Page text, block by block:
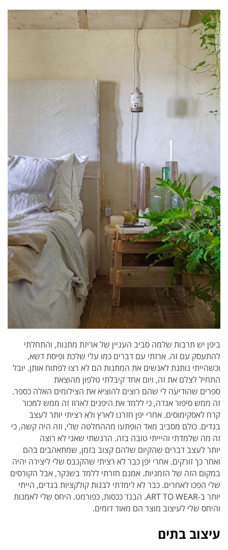
ביפן יש תרבות שלמה סביב העניין של אריזת מתנות, והתחלתי
להתעסק עם זה. ארזתי עם דברים כמו עלי שלכת ופיסת דשא,
וכשהייתי נותנת לאנשים את המתנות הם לא רצו לפתוח אותן. יובל
התחיל לצלם את זה, ויום אחד קיבלתי טלפון מהוצאת
ספרים שהודיעה לי שהם רוצים להוציא את הצילומים האלה כספר.
זה ממש סיפור אגדה, כי ללמד את היפנים לארוז זה ממש למכור
קרח לאסקימוסים. אחרי יפן חזרנו לארץ ולא רציתי יותר לעצב
בגדים. כולם מסביב מאד הופתעו מההחלטה שלי, וזה היה קשה, כי
זה מה שלמדתי והיייתי טובה בזה. הרגשתי שאני לא רוצה
יותר לעצב דברים שהקיום שלהם קצוב בזמן, שמתאהבים בהם
ואחר כך זורקים. אחרי יפן כבר לא רציתי שהקנבס שלי ליצירה יהיה
במקום הזה של הזמניות. אמנם חזרתי ללמד בשנקר, אבל הקורסים
שלי הפכו לאחרים. כבר לא לימדתי לבנות קולקציות בגדים, הייתי
יותר ב-ART TO WEAR. הבגד ככסות, כפורמט. היחס שלי לאמנות
והיחס שלי לעיצוב מוצר הם מאוד דומים.
עיצוב בתים